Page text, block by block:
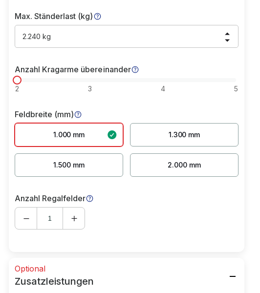
Max. Ständerlast (kg)
2.240 kg
Anzahl Kragarme übereinander
2 3 4 5
Feldbreite (mm)
1.000 mm 1.300 mm
1.500 mm 2.000 mm
Anzahl Regalfelder
Optional
Zusatzleistungen